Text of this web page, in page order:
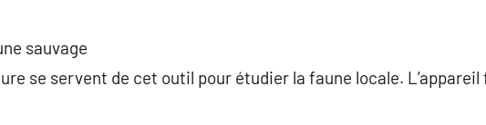
sauvage
se servent de cet outil pour étudier la faune locale.